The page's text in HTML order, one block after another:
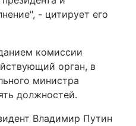
- цитирует его
комиссии
орган, в
министра
должностей.
Владимир Путин